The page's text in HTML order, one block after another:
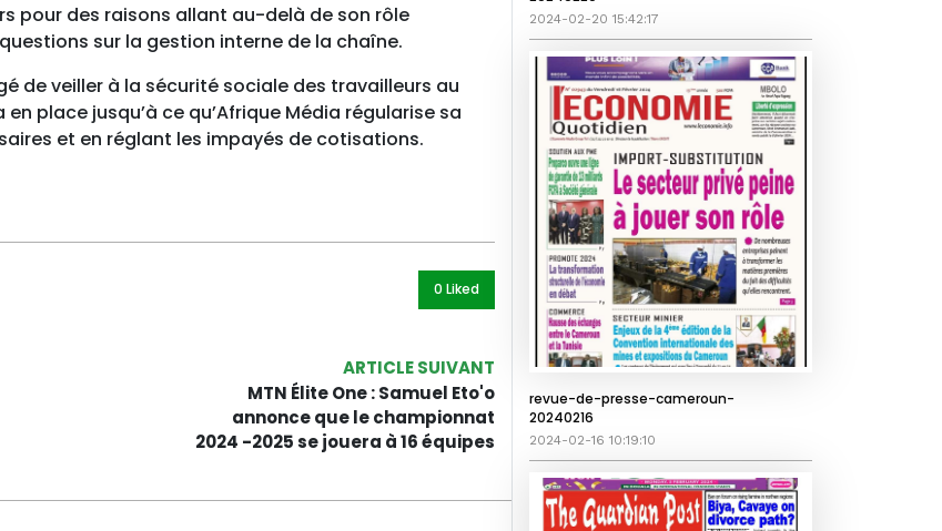
pour des raisons allant au-delà de son rôle
sur la gestion interne de la chaîne.
de veiller à la sécurité sociale des travailleurs au
place jusqu’à ce qu’Afrique Média régularise sa
et en réglant les impayés de cotisations.
0 Liked
ARTICLE SUIVANT
MTN Élite One : Samuel Eto'o
annonce que le championnat
2024 -2025 se jouera à 16 équipes
2024-02-20 15:42:17
revue-de-presse-cameroun-
20240216
2024-02-16 10:19:10